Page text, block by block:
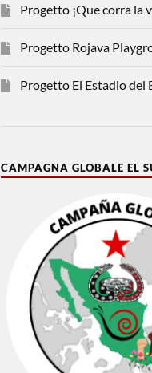
Progetto ¡Que corra la
Progetto Rojava
Progetto El Estadio del
CAMPAGNA GLOBALE EL